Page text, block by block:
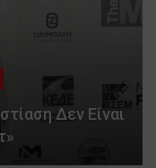
Δεν Είναι